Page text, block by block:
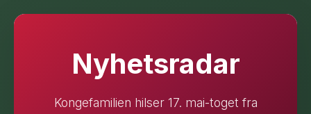
Nyhetsradar
Kongefamilien hilser 17. mai-toget fra